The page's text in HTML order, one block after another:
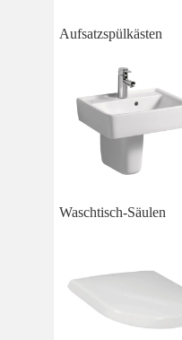
Aufsatzspülkästen
Waschtisch-Säulen